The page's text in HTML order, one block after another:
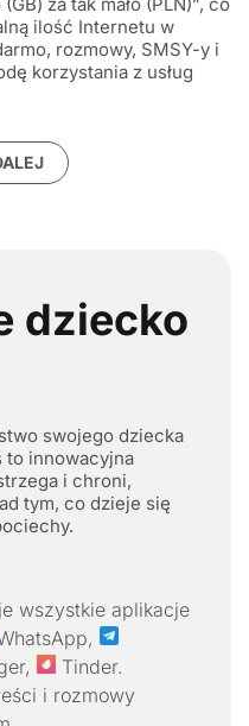
ilość Internetu w
rozmowy, SMSY-y i
korzystania z usług
dziecko
swojego dziecka
to innowacyjna
i chroni,
tym, co dzieje się
wszystkie aplikacje
Tinder.
i rozmowy